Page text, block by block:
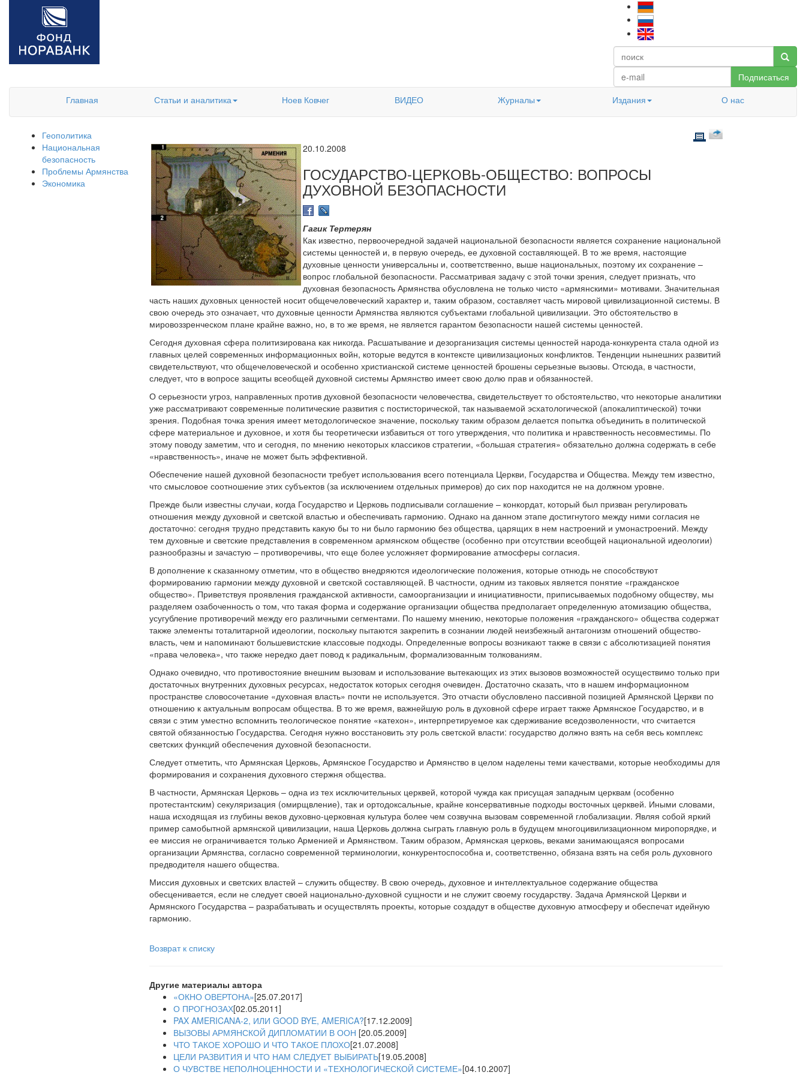
Подписаться
Главная
Статьи и аналитика Ноев Ковчег ВИДЕО Журналы Издания О нас
Геополитика
Национальная
безопасность
Проблемы Армянства
Экономика
20.10.2008
ГОСУДАРСТВО-ЦЕРКОВЬ-ОБЩЕСТВО: ВОПРОСЫ
ДУХОВНОЙ БЕЗОПАСНОСТИ
Гагик Тертерян
Как известно, первоочередной задачей национальной безопасности является сохранение национальной
системы ценностей и, в первую очередь, ее духовной составляющей. В то же время, настоящие
духовные ценности универсальны и, соответственно, выше национальных, поэтому их сохранение –
вопрос глобальной безопасности. Рассматривая задачу с этой точки зрения, следует признать, что
духовная безопасность Армянства обусловлена не только чисто «армянскими» мотивами. Значительная
часть наших духовных ценностей носит общечеловеческий характер и, таким образом, составляет часть мировой цивилизационной системы. В
свою очередь это означает, что духовные ценности Армянства являются субъектами глобальной цивилизации. Это обстоятельство в
мировоззренческом плане крайне важно, но, в то же время, не является гарантом безопасности нашей системы ценностей.
Сегодня духовная сфера политизирована как никогда. Расшатывание и дезорганизация системы ценностей народа-конкурента стала одной из
главных целей современных информационных войн, которые ведутся в контексте цивилизационых конфликтов. Тенденции нынешних развитий
свидетельствуют, что общечеловеческой и особенно христианской системе ценностей брошены серьезные вызовы. Отсюда, в частности,
следует, что в вопросе защиты всеобщей духовной системы Армянство имеет свою долю прав и обязанностей.
О серьезности угроз, направленных против духовной безопасности человечества, свидетельствует то обстоятельство, что некоторые аналитики
уже рассматривают современные политические развития с постисторической, так называемой эсхатологической (апокалиптической) точки
зрения. Подобная точка зрения имеет методологическое значение, поскольку таким образом делается попытка объединить в политической
сфере материальное и духовное, и хотя бы теоретически избавиться от того утверждения, что политика и нравственность несовместимы. По
этому поводу заметим, что и сегодня, по мнению некоторых классиков стратегии, «большая стратегия» обязательно должна содержать в себе
«нравственность», иначе не может быть эффективной.
Обеспечение нашей духовной безопасности требует использования всего потенциала Церкви, Государства и Общества. Между тем известно,
что смысловое соотношение этих субъектов (за исключением отдельных примеров) до сих пор находится не на должном уровне.
Прежде были известны случаи, когда Государство и Церковь подписывали соглашение – конкордат, который был призван регулировать
отношения между духовной и светской властью и обеспечивать гармонию. Однако на данном этапе достигнутого между ними согласия не
достаточно: сегодня трудно представить какую бы то ни было гармонию без общества, царящих в нем настроений и умонастроений. Между
тем духовные и светские представления в современном армянском обществе (особенно при отсутствии всеобщей национальной идеологии)
разнообразны и зачастую – противоречивы, что еще более усложняет формирование атмосферы согласия.
В дополнение к сказанному отметим, что в общество внедряются идеологические положения, которые отнюдь не способствуют
формированию гармонии между духовной и светской составляющей. В частности, одним из таковых является понятие «гражданское
общество». Приветствуя проявления гражданской активности, самоорганизации и инициативности, приписываемых подобному обществу, мы
разделяем озабоченность о том, что такая форма и содержание организации общества предполагает определенную атомизацию общества,
усугубление противоречий между его различными сегментами. По нашему мнению, некоторые положения «гражданского» общества содержат
также элементы тоталитарной идеологии, поскольку пытаются закрепить в сознании людей неизбежный антагонизм отношений общество-
власть, чем и напоминают большевистские классовые подходы. Определенные вопросы возникают также в связи с абсолютизацией понятия
«права человека», что также нередко дает повод к радикальным, формализованным толкованиям.
Однако очевидно, что противостояние внешним вызовам и использование вытекающих из этих вызовов возможностей осуществимо только при
достаточных внутренних духовных ресурсах, недостаток которых сегодня очевиден. Достаточно сказать, что в нашем информационном
пространстве словосочетание «духовная власть» почти не используется. Это отчасти обусловлено пассивной позицией Армянской Церкви по
отношению к актуальным вопросам общества. В то же время, важнейшую роль в духовной сфере играет также Армянское Государство, и в
связи с этим уместно вспомнить теологическое понятие «катехон», интерпретируемое как сдерживание вседозволенности, что считается
святой обязанностью Государства. Сегодня нужно восстановить эту роль светской власти: государство должно взять на себя весь комплекс
светских функций обеспечения духовной безопасности.
Следует отметить, что Армянская Церковь, Армянское Государство и Армянство в целом наделены теми качествами, которые необходимы для
формирования и сохранения духовного стержня общества.
В частности, Армянская Церковь – одна из тех исключительных церквей, которой чужда как присущая западным церквам (особенно
протестантским) секуляризация (омирщвление), так и ортодоксальные, крайне консервативные подходы восточных церквей. Иными словами,
наша исходящая из глубины веков духовно-церковная культура более чем созвучна вызовам современной глобализации. Являя собой яркий
пример самобытной армянской цивилизации, наша Церковь должна сыграть главную роль в будущем многоцивилизационном миропорядке, и
ее миссия не ограничивается только Арменией и Армянством. Таким образом, Армянская церковь, веками занимающаяся вопросами
организации Армянства, согласно современной терминологии, конкурентоспособна и, соответственно, обязана взять на себя роль духовного
предводителя нашего общества.
Миссия духовных и светских властей – служить обществу. В свою очередь, духовное и интеллектуальное содержание общества
обесценивается, если не следует своей национально-духовной сущности и не служит своему государству. Задача Армянской Церкви и
Армянского Государства – разрабатывать и осуществлять проекты, которые создадут в обществе духовную атмосферу и обеспечат идейную
гармонию.
Возврат к списку
Другие материалы автора
«ОКНО ОВЕРТОНА»[25.07.2017]
О ПРОГНОЗАХ[02.05.2011]
PAX AMERICANA-2, ИЛИ GOOD BYE, AMERICA?[17.12.2009]
ВЫЗОВЫ АРМЯНСКОЙ ДИПЛОМАТИИ В ООН [20.05.2009]
ЧТО ТАКОЕ ХОРОШО И ЧТО ТАКОЕ ПЛОХО[21.07.2008]
ЦЕЛИ РАЗВИТИЯ И ЧТО НАМ СЛЕДУЕТ ВЫБИРАТЬ[19.05.2008]
О ЧУВСТВЕ НЕПОЛНОЦЕННОСТИ И «ТЕХНОЛОГИЧЕСКОЙ СИСТЕМЕ»[04.10.2007]